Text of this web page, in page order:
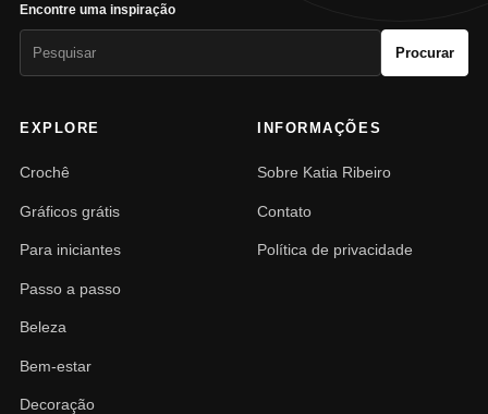
Encontre uma inspiração
Procurar
EXPLORE
Crochê
Gráficos grátis
Para iniciantes
Passo a passo
Beleza
Bem-estar
Decoração
INFORMAÇÕES
Sobre Katia Ribeiro
Contato
Política de privacidade